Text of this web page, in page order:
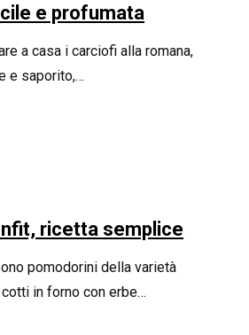
e profumata
a casa i carciofi alla romana,
e saporito,…
ricetta semplice
pomodorini della varietà
in forno con erbe…